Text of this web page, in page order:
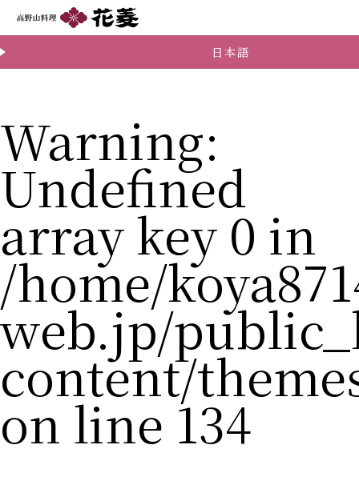
Warning:
Undefined
array key 0 in
/home/
web.jp/
content/
on line 134
日本語